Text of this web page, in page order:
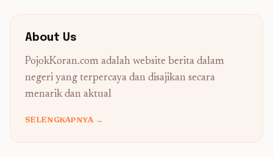
About Us
PojokKoran.com adalah website berita dalam
negeri yang terpercaya dan disajikan secara
menarik dan aktual
SELENGKAPNYA →